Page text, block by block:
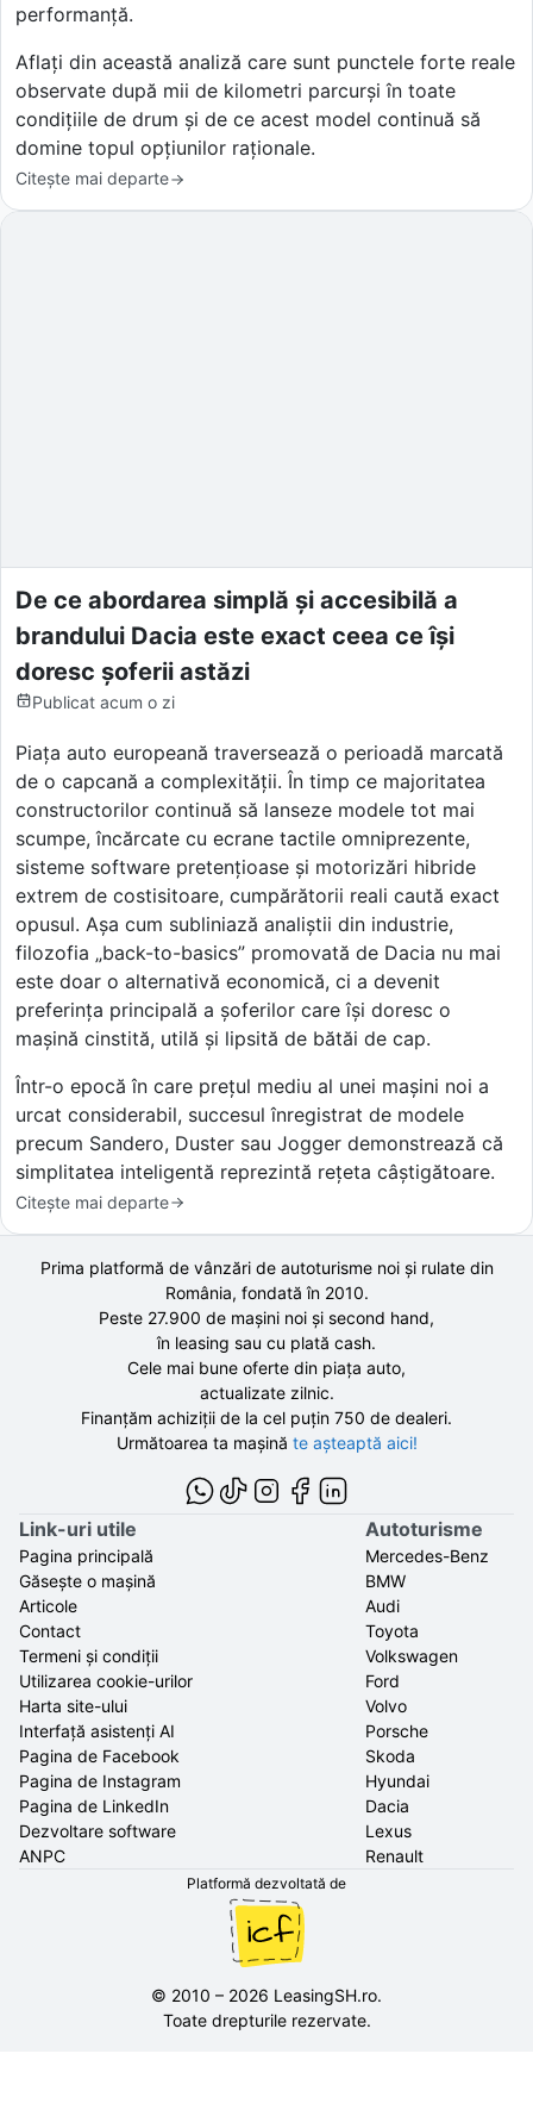
performanță.
Aflați din această analiză care sunt punctele forte reale
observate după mii de kilometri parcurși în toate
condițiile de drum și de ce acest model continuă să
domine topul opțiunilor raționale.
Citește mai departe
De ce abordarea simplă și accesibilă a
brandului Dacia este exact ceea ce își
doresc șoferii astăzi
Publicat acum o zi
Piața auto europeană traversează o perioadă marcată
de o capcană a complexității. În timp ce majoritatea
constructorilor continuă să lanseze modele tot mai
scumpe, încărcate cu ecrane tactile omniprezente,
sisteme software pretențioase și motorizări hibride
extrem de costisitoare, cumpărătorii reali caută exact
opusul. Așa cum subliniază analiștii din industrie,
filozofia „back-to-basics” promovată de Dacia nu mai
este doar o alternativă economică, ci a devenit
preferința principală a șoferilor care își doresc o
mașină cinstită, utilă și lipsită de bătăi de cap.
Într-o epocă în care prețul mediu al unei mașini noi a
urcat considerabil, succesul înregistrat de modele
precum Sandero, Duster sau Jogger demonstrează că
simplitatea inteligentă reprezintă rețeta câștigătoare.
Citește mai departe
Prima platformă de vânzări de autoturisme noi și rulate din
România, fondată în 2010.
Peste 27.900 de mașini noi și second hand,
în leasing sau cu plată cash.
Cele mai bune oferte din piața auto,
actualizate zilnic.
Finanțăm achiziții de la cel puțin 750 de dealeri.
Următoarea ta mașină te așteaptă aici!
Link-uri utile
Pagina principală
Găsește o mașină
Articole
Contact
Termeni și condiții
Utilizarea cookie-urilor
Harta site-ului
Interfață asistenți AI
Pagina de Facebook
Pagina de Instagram
Pagina de LinkedIn
Dezvoltare software
ANPC
Autoturisme
Mercedes-Benz
BMW
Audi
Toyota
Volkswagen
Ford
Volvo
Porsche
Skoda
Hyundai
Dacia
Lexus
Renault
Platformă dezvoltată de
© 2010 – 2026 LeasingSH.ro.
Toate drepturile rezervate.